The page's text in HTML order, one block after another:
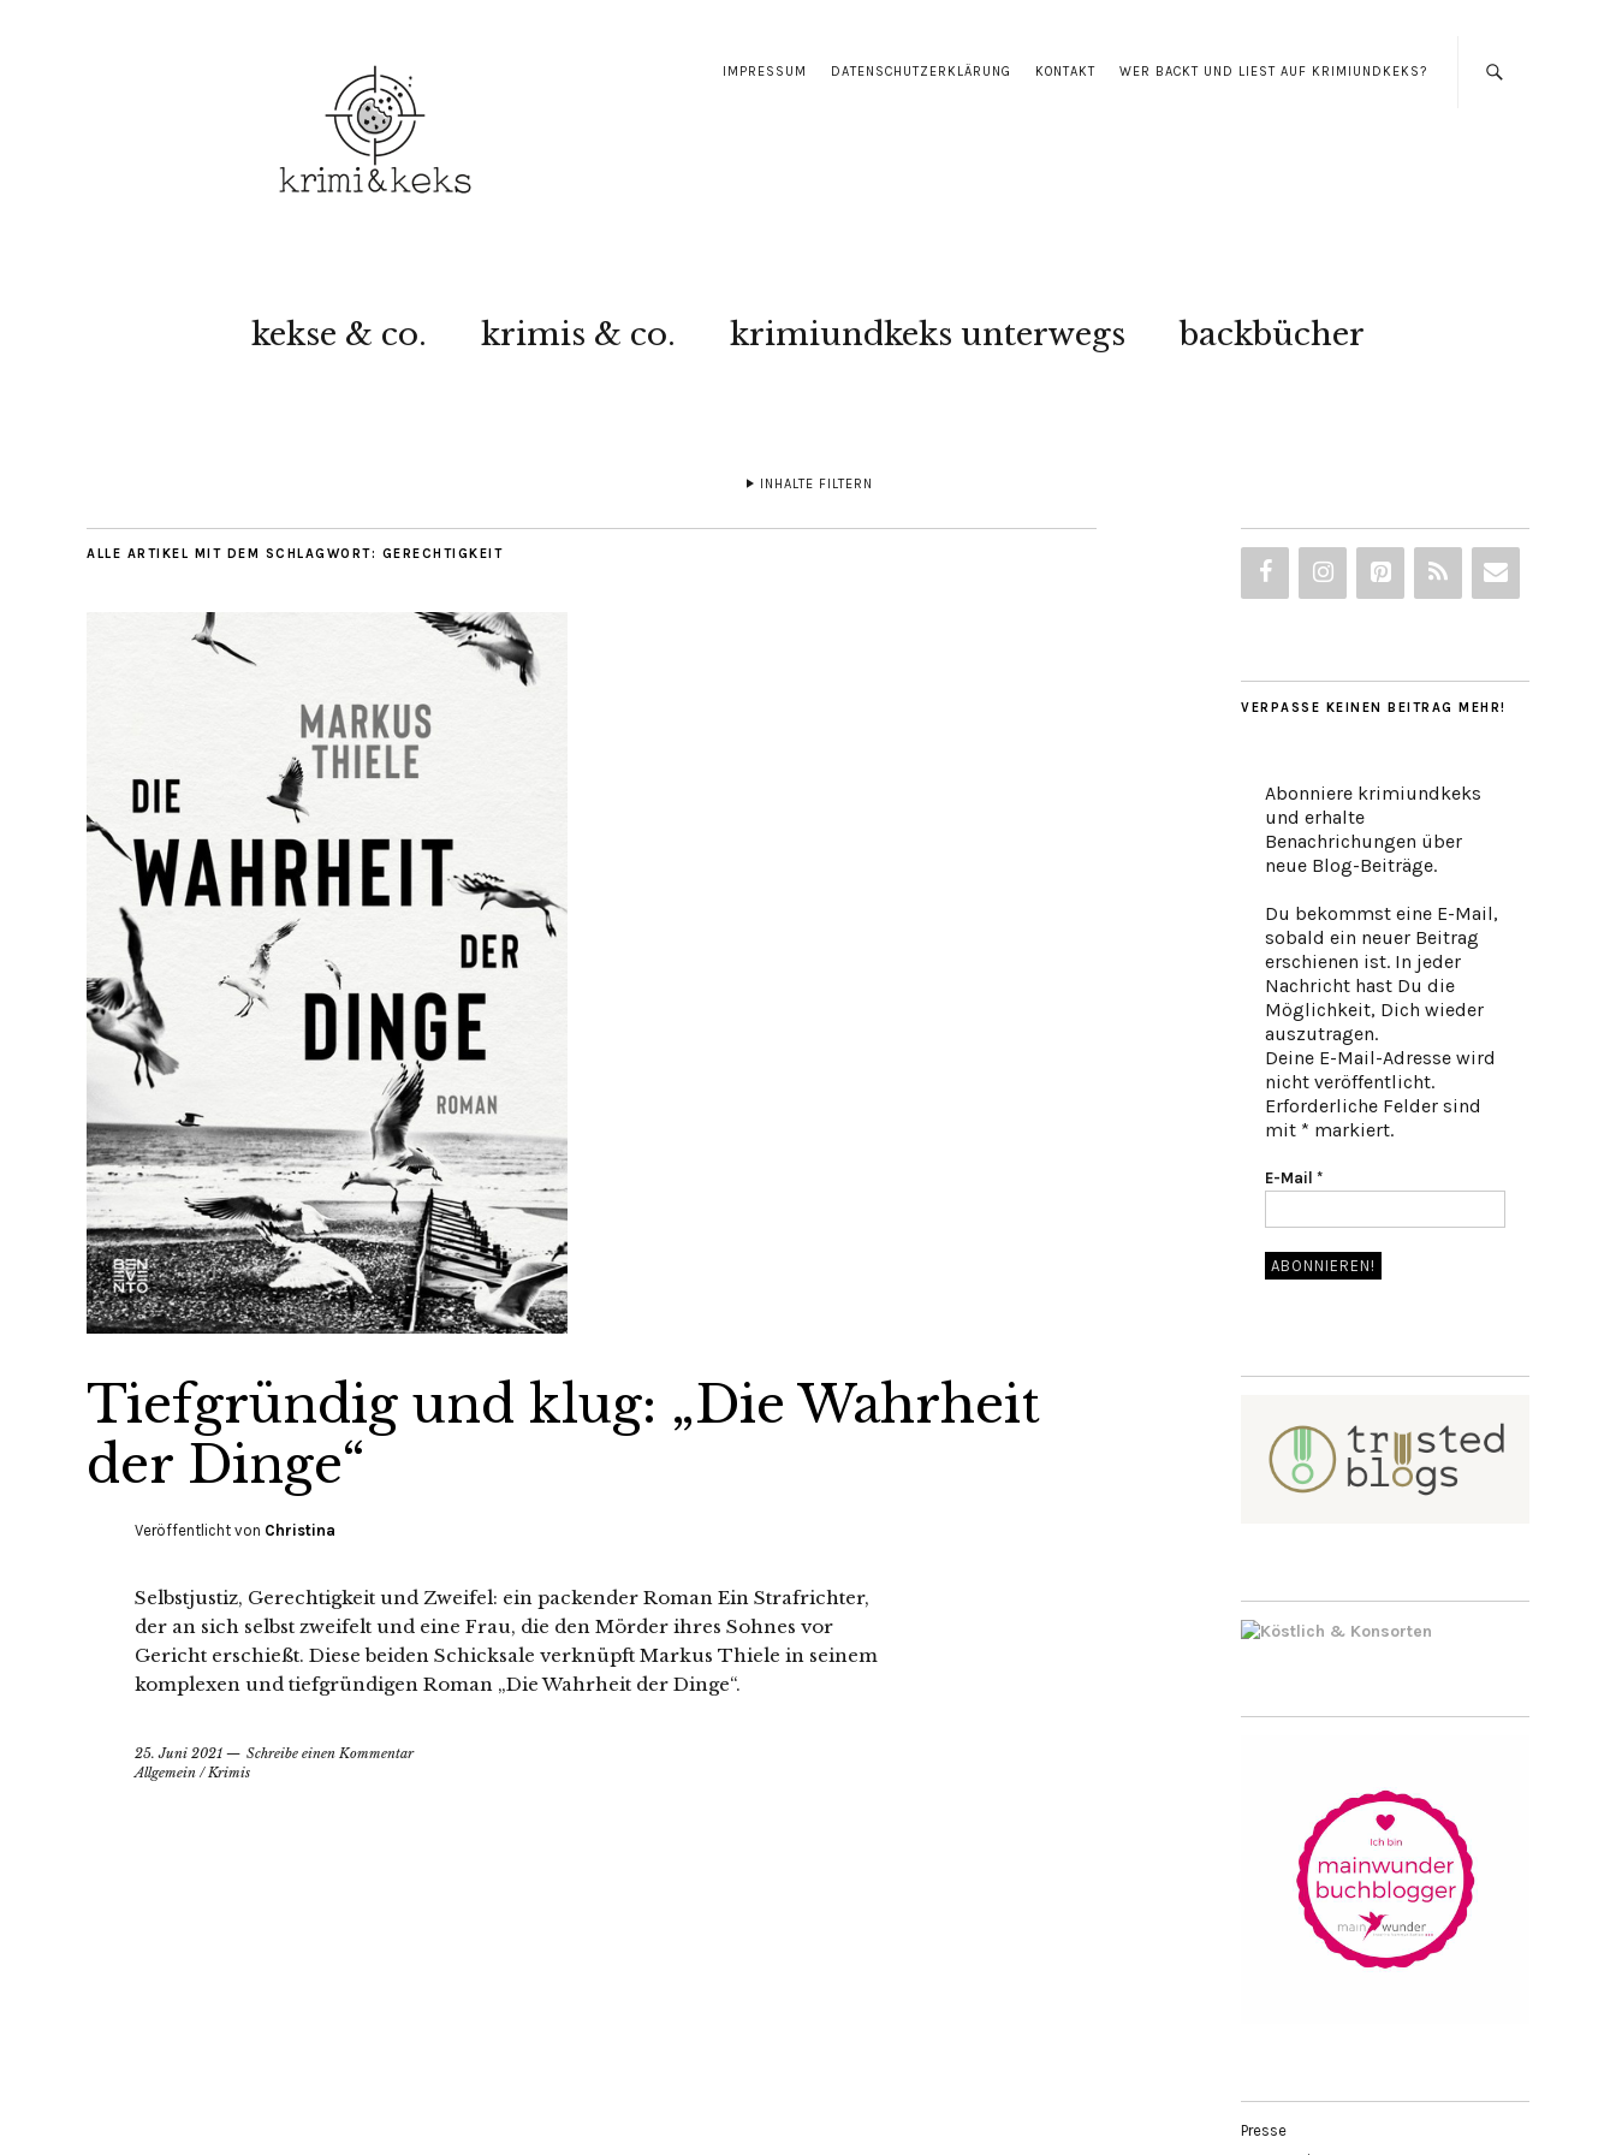
IMPRESSUM DATENSCHUTZERKLÄRUNG KONTAKT WER BACKT UND LIEST AUF KRIMIUNDKEKS?
kekse & co. krimis & co. krimiundkeks unterwegs backbücher
INHALTE FILTERN
ALLE ARTIKEL MIT DEM SCHLAGWORT: GERECHTIGKEIT
Tiefgründig und klug: „Die Wahrheit
der Dinge“
Veröffentlicht von Christina
Selbstjustiz, Gerechtigkeit und Zweifel: ein packender Roman Ein Strafrichter,
der an sich selbst zweifelt und eine Frau, die den Mörder ihres Sohnes vor
Gericht erschießt. Diese beiden Schicksale verknüpft Markus Thiele in seinem
komplexen und tiefgründigen Roman „Die Wahrheit der Dinge“.
25. Juni 2021
Schreibe einen Kommentar
Allgemein /Krimis
VERPASSE KEINEN BEITRAG MEHR!
Abonniere krimiundkeks
und erhalte
Benachrichungen über
neue Blog-Beiträge.
Du bekommst eine E-Mail,
sobald ein neuer Beitrag
erschienen ist. In jeder
Nachricht hast Du die
Möglichkeit, Dich wieder
auszutragen.
Deine E-Mail-Adresse wird
nicht veröffentlicht.
Erforderliche Felder sind
mit * markiert.
E-Mail *
Presse